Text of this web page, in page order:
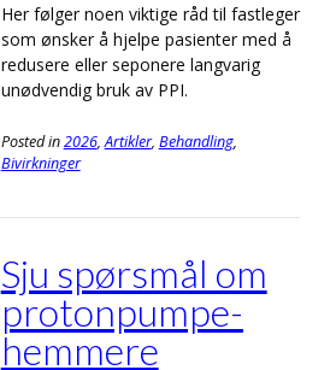
Her følger noen viktige råd til fastleger
som ønsker å hjelpe pasienter med å
redusere eller seponere langvarig
unødvendig bruk av PPI.
Posted in2026,Artikler, Behandling,
Bivirkninger
Sju spørsmål om
proton­pumpe­
hemmere